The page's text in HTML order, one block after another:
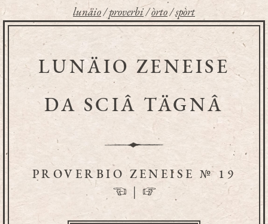
lunäio/proverbi/òrto/spòrt
LUNÄIO ZENEISE
DA SCIÂ TÄGNÂ
PROVERBIO ZENEISE № 19
☜ | ☞